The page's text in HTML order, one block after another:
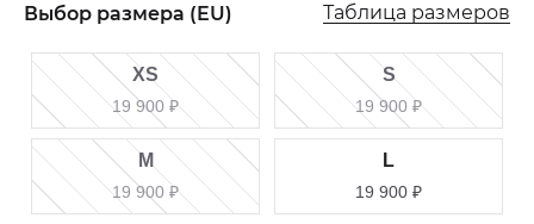
Выбор размера (EU) Таблица размеров
XS
19 900 ₽
S
19 900 ₽
M
19 900 ₽
L
19 900 ₽